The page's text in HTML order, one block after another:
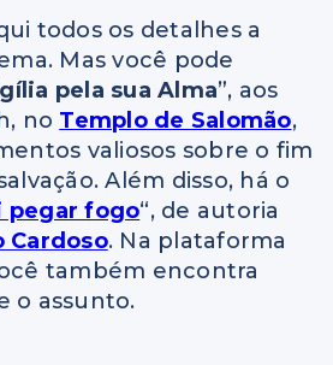
todos os detalhes a
Mas você pode
pela sua Alma”, aos
no Templo de Salomão,
valiosos sobre o fim
Além disso, há o
pegar fogo“, de autoria
Cardoso. Na plataforma
também encontra
o assunto.